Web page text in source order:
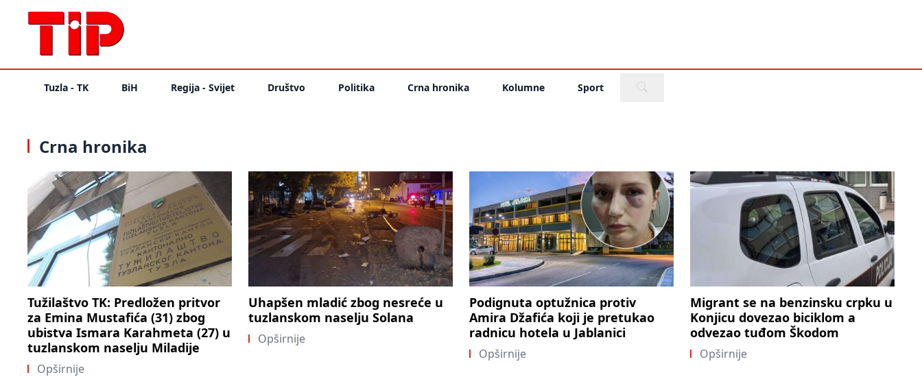
Tuzla - TK BiH Regija - Svijet Društvo Politika Crna hronika Kolumne Sport
Crna hronika
Tužilaštvo TK: Predložen pritvor
za Emina Mustafića (31) zbog
ubistva Ismara Karahmeta (27) u
tuzlanskom naselju Miladije
Opširnije
Uhapšen mladić zbog nesreće u
tuzlanskom naselju Solana
Opširnije
Podignuta optužnica protiv
Amira Džafića koji je pretukao
radnicu hotela u Jablanici
Opširnije
Migrant se na benzinsku crpku u
Konjicu dovezao biciklom a
odvezao tuđom Škodom
Opširnije